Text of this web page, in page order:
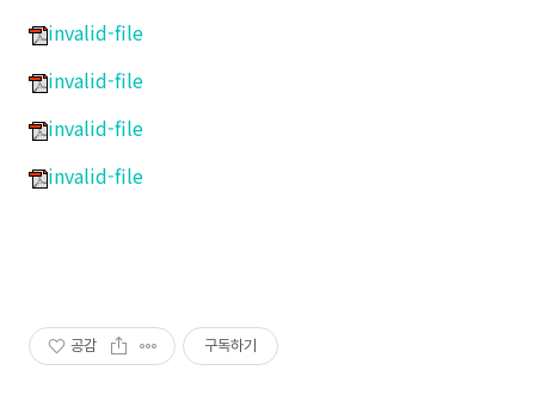
invalid-file
invalid-file
invalid-file
invalid-file
공감 구독하기